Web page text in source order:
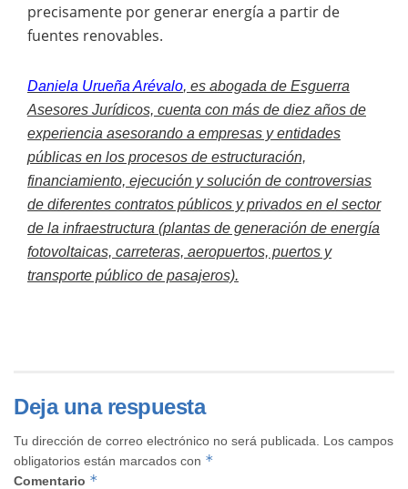
precisamente por generar energía a partir de
fuentes renovables.
Daniela Urueña Arévalo, es abogada de Esguerra
Asesores Jurídicos, cuenta con más de diez años de
experiencia asesorando a empresas y entidades
públicas en los procesos de estructuración,
financiamiento, ejecución y solución de controversias
de diferentes contratos públicos y privados en el sector
de la infraestructura (plantas de generación de energía
fotovoltaicas, carreteras, aeropuertos, puertos y
transporte público de pasajeros).
Deja una respuesta
Tu dirección de correo electrónico no será publicada.
Los campos
obligatorios están marcados con *
Comentario *